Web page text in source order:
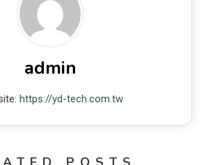
admin
https://yd-tech.com.tw